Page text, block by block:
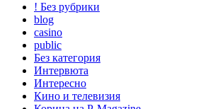
! Без рубрики
blog
casino
public
Без категория
Интервюта
Интересно
Кино и телевизия